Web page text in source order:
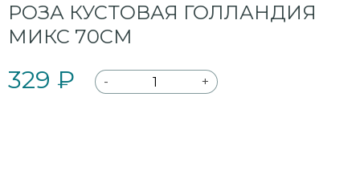
РОЗА КУСТОВАЯ ГОЛЛАНДИЯ
МИКС 70СМ
329 ₽ - +